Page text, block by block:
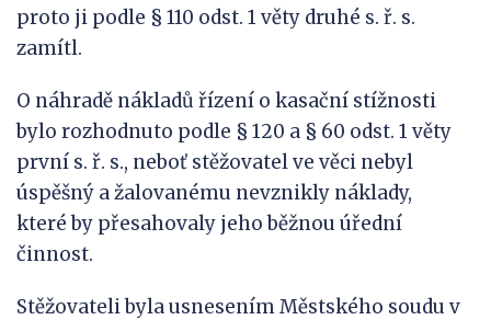
proto ji podle § 110 odst. 1 věty druhé s. ř. s.
zamítl.
O náhradě nákladů řízení o kasační stížnosti
bylo rozhodnuto podle § 120 a § 60 odst. 1 věty
první s. ř. s., neboť stěžovatel ve věci nebyl
úspěšný a žalovanému nevznikly náklady,
které by přesahovaly jeho běžnou úřední
činnost.
Stěžovateli byla usnesením Městského soudu v